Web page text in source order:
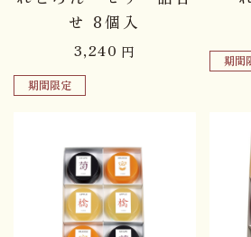
せ 8個入
3,240 円
期間限定
期間